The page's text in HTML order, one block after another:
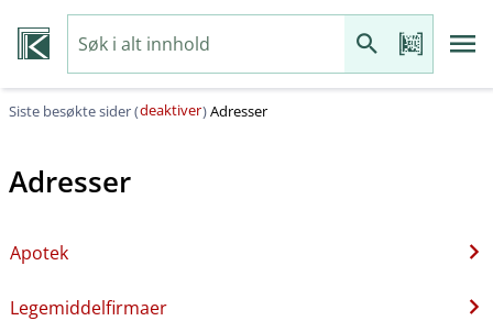
Siste besøkte sider (deaktiver)Adresser
Adresser
Apotek
Legemiddelfirmaer